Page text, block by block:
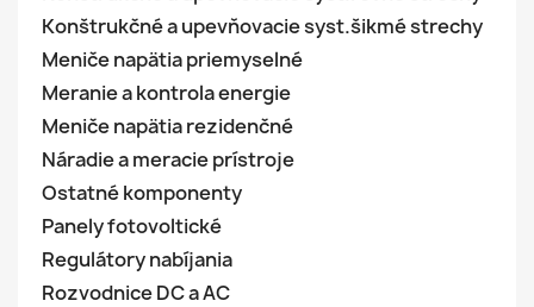
Konštrukčné a upevňovacie syst.šikmé strechy
Meniče napätia priemyselné
Meranie a kontrola energie
Meniče napätia rezidenčné
Náradie a meracie prístroje
Ostatné komponenty
Panely fotovoltické
Regulátory nabíjania
Rozvodnice DC a AC